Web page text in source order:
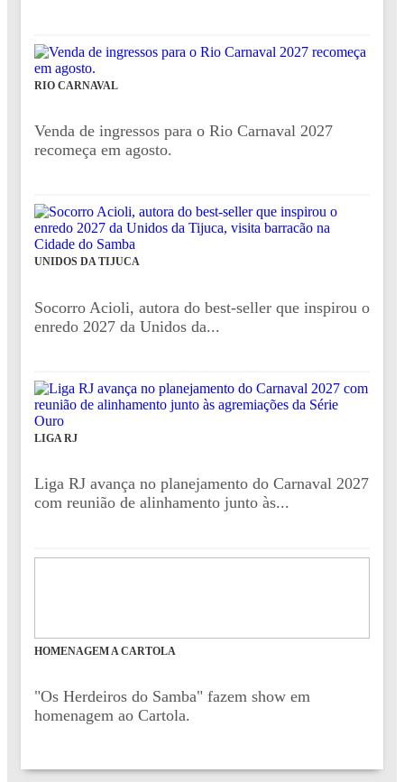
RIO CARNAVAL
Venda de ingressos para o Rio Carnaval 2027
recomeça em agosto.
UNIDOS DA TIJUCA
Socorro Acioli, autora do best-seller que inspirou o
enredo 2027 da Unidos da...
LIGA RJ
Liga RJ avança no planejamento do Carnaval 2027
com reunião de alinhamento junto às...
HOMENAGEM A CARTOLA
"Os Herdeiros do Samba" fazem show em
homenagem ao Cartola.